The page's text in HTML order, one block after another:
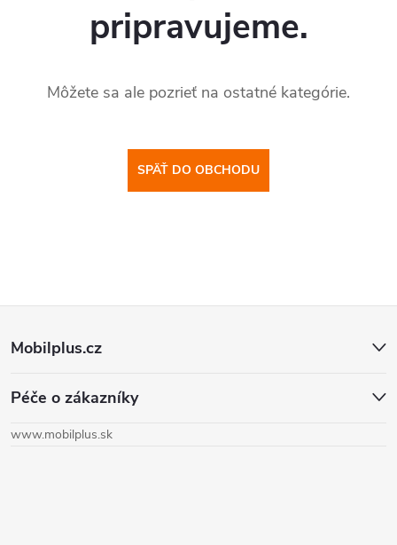
pripravujeme.
Môžete sa ale pozrieť na ostatné kategórie.
SPÄŤ DO OBCHODU
p
Mobilplus.cz
Péče o zákazníky
www.mobilplus.sk